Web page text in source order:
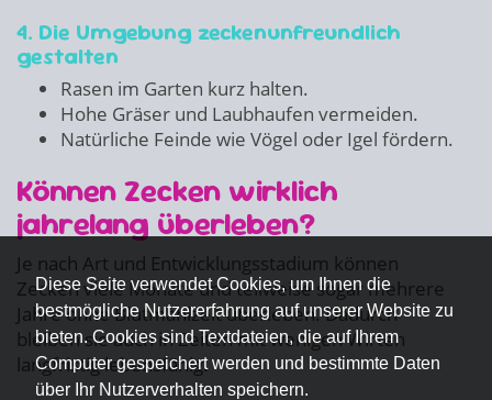
Diese Seite verwendet Cookies, um Ihnen die
bestmögliche Nutzererfahrung auf unserer Website zu
bieten. Cookies sind Textdateien, die auf Ihrem
Computer gespeichert werden und bestimmte Daten
über Ihr Nutzerverhalten speichern.
4. Die Umgebung zeckenunfreundlich
gestalten
Rasen im Garten kurz halten.
Hohe Gräser und Laubhaufen vermeiden.
Natürliche Feinde wie Vögel oder Igel fördern.
Können Zecken wirklich
jahrelang überleben?
Je nach Art und Entwicklungsstadium können
Zecken viele Monate und teilweise sogar mehrere
Jahre ohne Blutmahlzeit überleben. Dadurch
bleiben sie auch in Zeiten mit wenigen Wirten
langfristig lebensfähig.